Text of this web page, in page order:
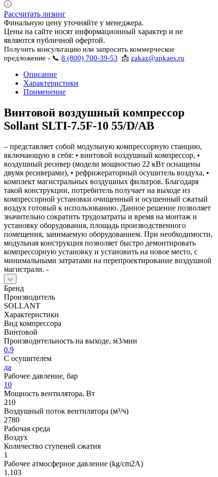
Рассчитать лизинг
Финальную цену уточняйте у менеджера.
Цены на сайте носят информационный характер и не
являются публичной офертой.
Получить консультацию или запросить коммерческое
предложение - 📞 8 (800) 700-39-53 📩 zakaz@apkaes.ru
Описание
Характеристики
Применение
Винтовой воздушный компрессор
Sollant SLTI-7.5F-10 55/D/AB
– представляет собой модульную компрессорную станцию,
включающую в себя: • винтовой воздушный компрессор, •
воздушный ресивер (модели мощностью 22 кВт оснащены
двумя ресиверами), • рефрижераторный осушитель воздуха, •
комплект магистральных воздушных фильтров. Благодаря
такой конструкции, потребитель получает на выходе из
компрессорной установки очищенный и осушенный сжатый
воздух готовый к использованию. Данное решение позволяет
значительно сократить трудозатраты и время на монтаж и
установку оборудования, площадь производственного
помещения, занимаемую оборудованием. При необходимости,
модульная конструкция позволяет быстро демонтировать
компрессорную установку и установить на новое место, с
минимальными затратами на перепроектирование воздушной
магистрали. -
Бренд
Производитель
SOLLANT
Характеристики
Вид компрессора
Винтовой
Производительность на выходе, м3/мин
0.9
С осушителем
да
Рабочее давление, бар
10
Мощность вентилятора, Вт
210
Воздушный поток вентилятора (м³/ч)
2780
Рабочая среда
Воздух
Количество ступеней сжатия
1
Рабочее атмосферное давление (kg/cm2A)
1.103